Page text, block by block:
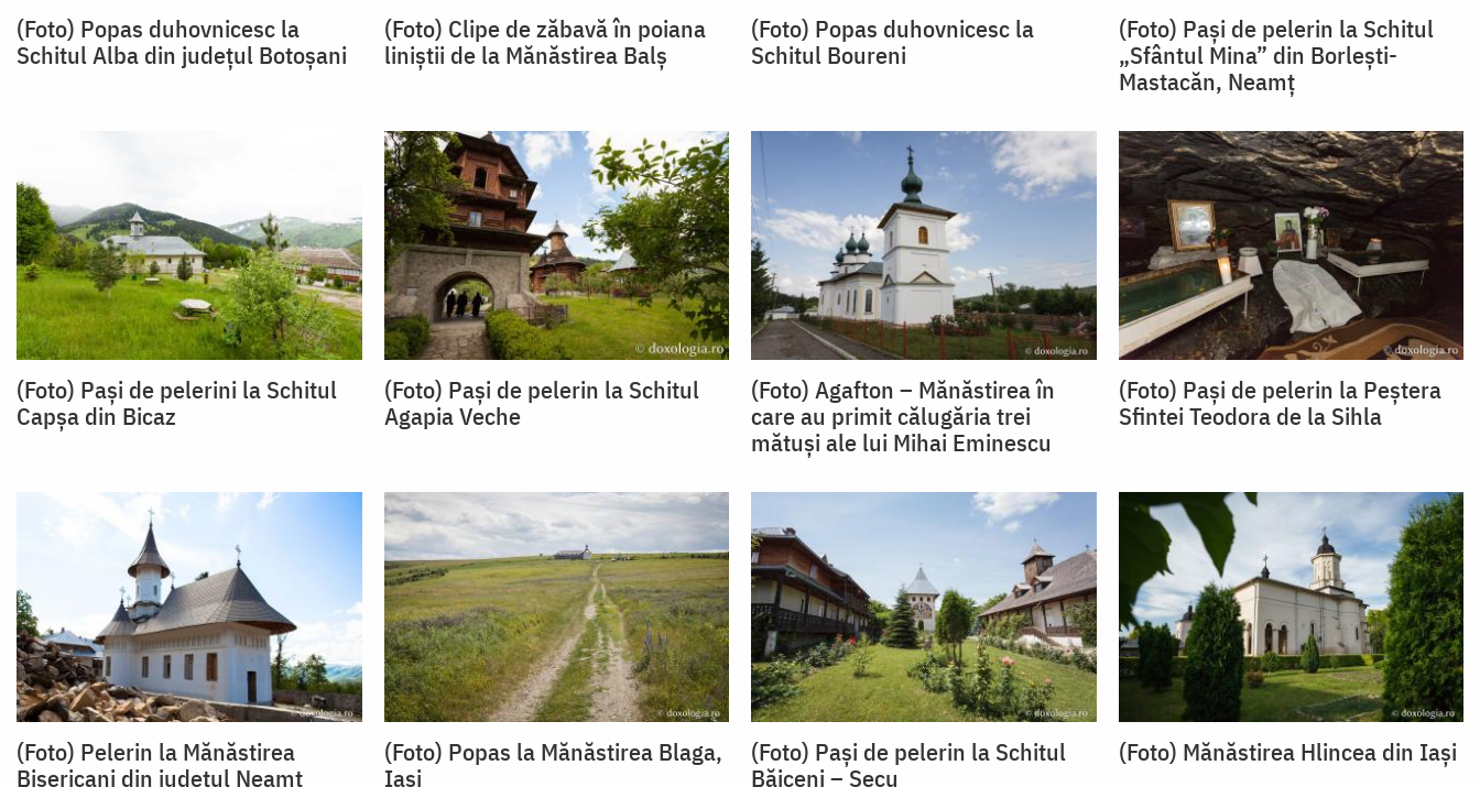
(Foto) Popas duhovnicesc la
Schitul Alba din județul Botoșani
(Foto) Clipe de zăbavă în poiana
liniștii de la Mănăstirea Balș
(Foto) Popas duhovnicesc la
Schitul Boureni
(Foto) Pași de pelerin la Schitul
„Sfântul Mina” din Borlești-
Mastacăn, Neamț
(Foto) Pași de pelerini la Schitul
Capșa din Bicaz
(Foto) Pași de pelerin la Schitul
Agapia Veche
(Foto) Agafton – Mănăstirea în
care au primit călugăria trei
mătuși ale lui Mihai Eminescu
(Foto) Pași de pelerin la Peştera
Sfintei Teodora de la Sihla
(Foto) Pelerin la Mănăstirea
Bisericani din județul Neamț
(Foto) Popas la Mănăstirea Blaga,
Iași
(Foto) Pași de pelerin la Schitul
Băiceni – Secu
(Foto) Mănăstirea Hlincea din Iași